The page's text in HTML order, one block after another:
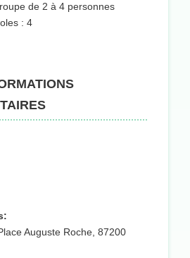
de 2 à 4 personnes
: 4
Auguste Roche, 87200